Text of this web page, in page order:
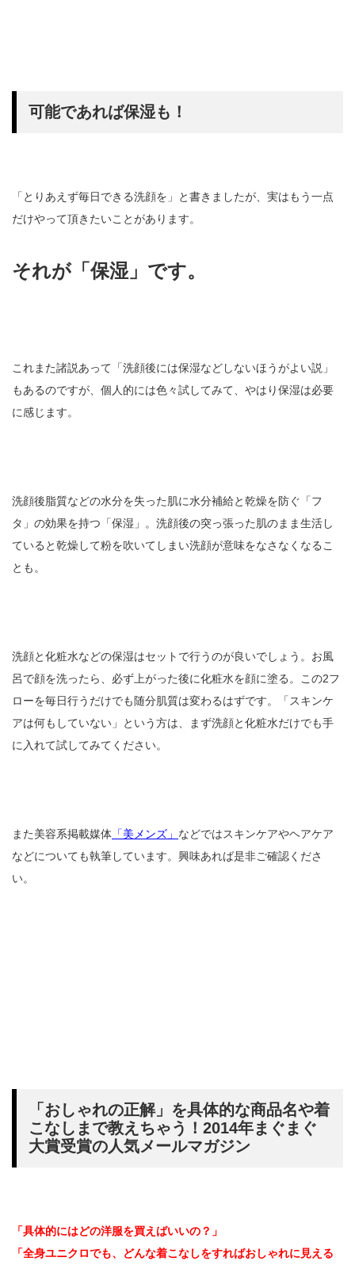
可能であれば保湿も！
「とりあえず毎日できる洗顔を」と書きましたが、実はもう一点
だけやって頂きたいことがあります。
それが「保湿」です。
これまた諸説あって「洗顔後には保湿などしないほうがよい説」
もあるのですが、個人的には色々試してみて、やはり保湿は必要
に感じます。
洗顔後脂質などの水分を失った肌に水分補給と乾燥を防ぐ「フ
タ」の効果を持つ「保湿」。洗顔後の突っ張った肌のまま生活し
ていると乾燥して粉を吹いてしまい洗顔が意味をなさなくなるこ
とも。
洗顔と化粧水などの保湿はセットで行うのが良いでしょう。お風
呂で顔を洗ったら、必ず上がった後に化粧水を顔に塗る。この2フ
ローを毎日行うだけでも随分肌質は変わるはずです。「スキンケ
アは何もしていない」という方は、まず洗顔と化粧水だけでも手
に入れて試してみてください。
また美容系掲載媒体 「美メンズ」 などではスキンケアやヘアケア
などについても執筆しています。興味あれば是非ご確認くださ
い。
「おしゃれの正解」を具体的な商品名や着
こなしまで教えちゃう！2014年まぐまぐ
大賞受賞の人気メールマガジン
「具体的にはどの洋服を買えばいいの？」
「全身ユニクロでも、どんな着こなしをすればおしゃれに見える